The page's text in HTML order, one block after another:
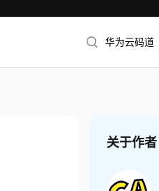
华为云码道
关于作者